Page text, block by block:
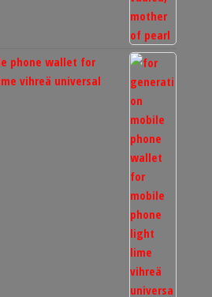
phone wallet for
vihreä universal